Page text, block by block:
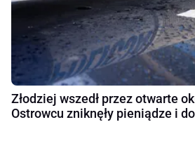
Złodziej wszedł przez otwarte
Ostrowcu zniknęły pieniądze i